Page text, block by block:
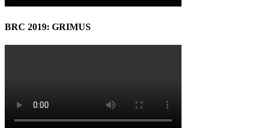
BRC 2019: GRIMUS